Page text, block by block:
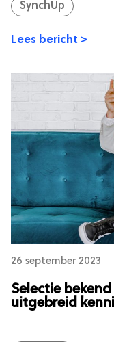
SynchUp
Lees bericht >
26 september 2023
Selectie
uitgebreid